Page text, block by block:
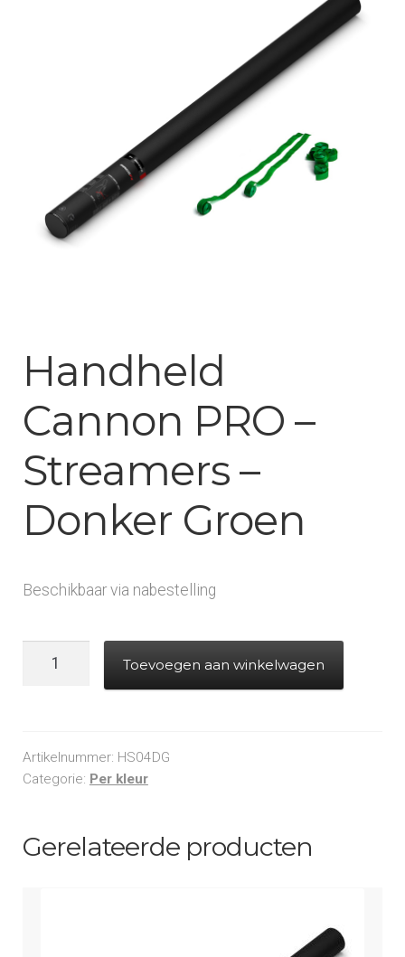
Handheld
Cannon PRO –
Streamers –
Donker Groen
Beschikbaar via nabestelling
Streamers
-
aantal
Toevoegen aan winkelwagen
Artikelnummer: HS04DG
Categorie: Per kleur
Gerelateerde producten